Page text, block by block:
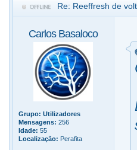
Re: Reeffresh de
Carlos Basaloco
Grupo: Utilizadores
Mensagens: 256
Idade: 55
Localização: Perafita